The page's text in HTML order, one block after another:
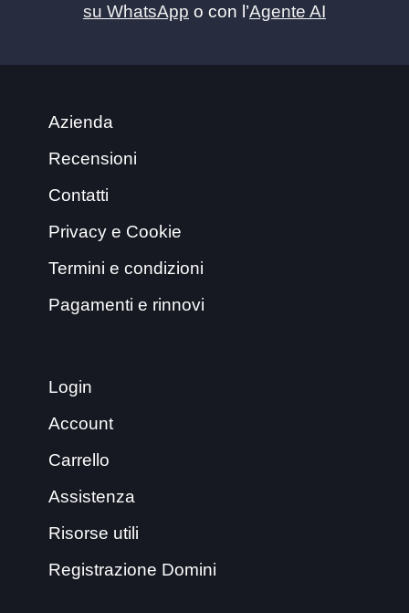
su WhatsApp o con l’Agente AI
Azienda
Recensioni
Contatti
Privacy e Cookie
Termini e condizioni
Pagamenti e rinnovi
Login
Account
Carrello
Assistenza
Risorse utili
Registrazione Domini